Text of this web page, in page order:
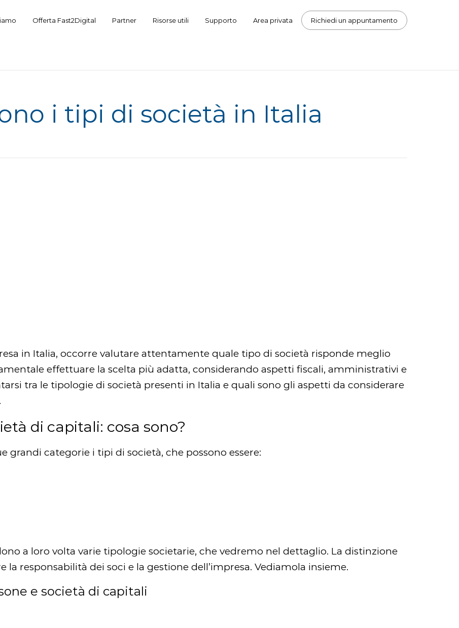
Offerta Fast2Digital Partner Risorse utili Supporto Area privata Richiedi un appuntamento
i tipi di società in Italia
in Italia, occorre valutare attentamente quale tipo di società risponde meglio
effettuare la scelta più adatta, considerando aspetti fiscali, amministrativi e
tra le tipologie di società presenti in Italia e quali sono gli aspetti da considerare
di capitali: cosa sono?
grandi categorie i tipi di società, che possono essere:
a loro volta varie tipologie societarie, che vedremo nel dettaglio. La distinzione
responsabilità dei soci e la gestione dell’impresa. Vediamola insieme.
e società di capitali